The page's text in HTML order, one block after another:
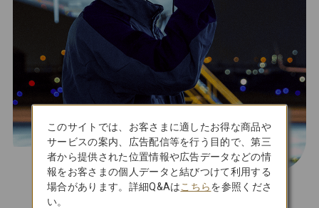
安全・安心
このサイトでは、お客さまに適したお得な商品や
サービスの案内、広告配信等を行う目的で、第三
者から提供された位置情報や広告データなどの情
報をお客さまの個人データと結びつけて利用する
場合があります。詳細Q&Aはこちらを参照くださ
い。